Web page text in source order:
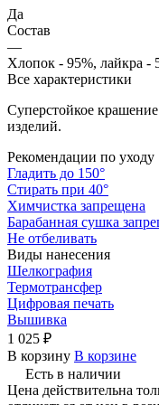
Да
Состав
—
Хлопок - 95%, лайкра -
Все характеристики
Суперстойкое
изделий.
Рекомендации по уходу
Гладить до 150°
Стирать при 40°
Химчистка запрещена
Барабанная сушка
Не отбеливать
Виды нанесения
Шелкография
Термотрансфер
Цифровая печать
Вышивка
1 025 ₽
В корзину В корзине
Есть в наличии
Цена действительна